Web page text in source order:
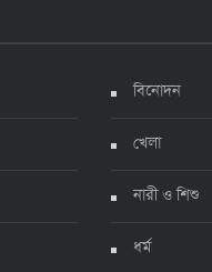
বিনোদন
খেলা
নারী ও শিশু
ধর্ম